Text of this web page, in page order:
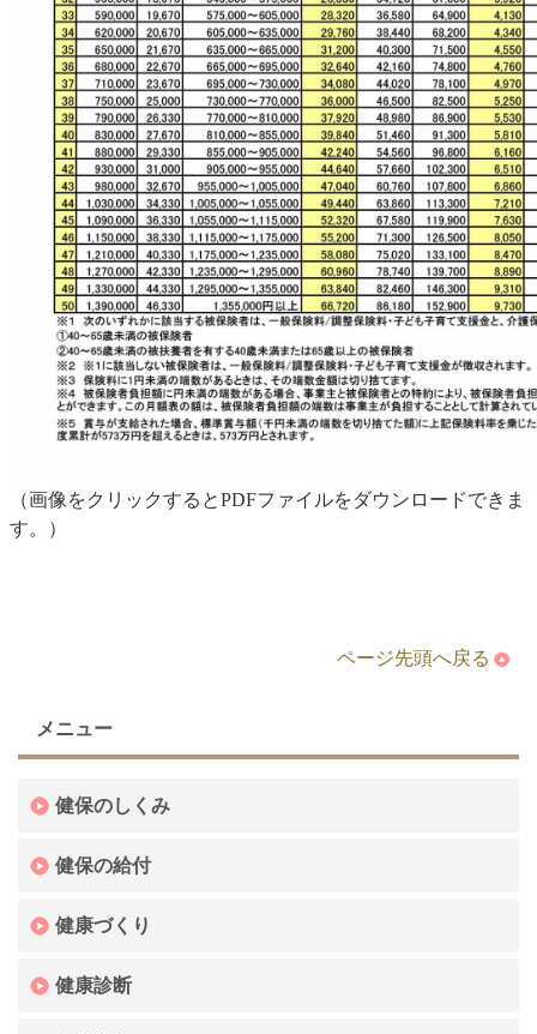
（画像をクリックするとPDFファイルをダウンロードできま
す。）
ページ先頭へ戻る
メニュー
健保のしくみ
健保の給付
健康づくり
健康診断